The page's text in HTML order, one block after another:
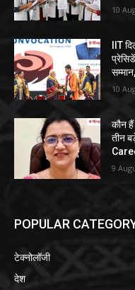
10
IIT
10
कौन हैं
तीन
9
POPULAR
टेक्नोलॉजी
देश